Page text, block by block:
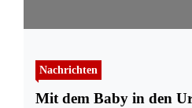
Nachrichten
Mit dem Baby in den